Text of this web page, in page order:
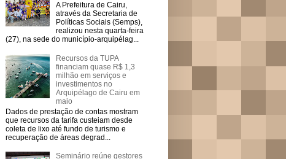
A Prefeitura de Cairu,
através da Secretaria de
Políticas Sociais (Semps),
realizou nesta quarta-feira
(27), na sede do município-arquipélag...
Recursos da TUPA
financiam quase R$ 1,3
milhão em serviços e
investimentos no
Arquipélago de Cairu em
maio
Dados de prestação de contas mostram
que recursos da tarifa custeiam desde
coleta de lixo até fundo de turismo e
recuperação de áreas degrad...
Seminário reúne gestores